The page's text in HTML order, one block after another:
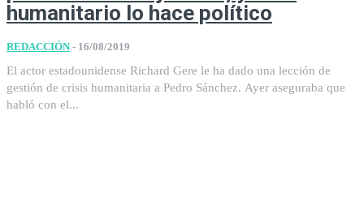
humanitario lo hace político
REDACCIÓN - 16/08/2019
El actor estadounidense Richard Gere le ha dado una lección de
gestión de crisis humanitaria a Pedro Sánchez. Ayer aseguraba que
habló con el...